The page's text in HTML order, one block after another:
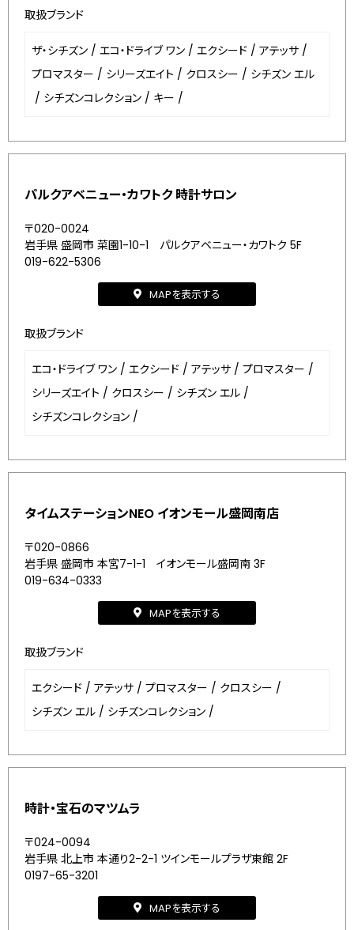
取扱ブランド
ザ・シチズン / エコ・ドライブ ワン / エクシード / アテッサ /
プロマスター / シリーズエイト / クロスシー / シチズン エル
/ シチズンコレクション / キー /
パルクアベニュー・カワトク 時計サロン
〒020-0024
岩手県 盛岡市 菜園1-10-1 パルクアベニュー・カワトク 5F
019-622-5306
MAPを表示する
取扱ブランド
エコ・ドライブ ワン / エクシード / アテッサ / プロマスター /
シリーズエイト / クロスシー / シチズン エル /
シチズンコレクション /
タイムステーションNEO イオンモール盛岡南店
〒020-0866
岩手県 盛岡市 本宮7-1-1 イオンモール盛岡南 3F
019-634-0333
MAPを表示する
取扱ブランド
エクシード / アテッサ / プロマスター / クロスシー /
シチズン エル / シチズンコレクション /
時計・宝石のマツムラ
〒024-0094
岩手県 北上市 本通り2-2-1 ツインモールプラザ東館 2F
0197-65-3201
MAPを表示する